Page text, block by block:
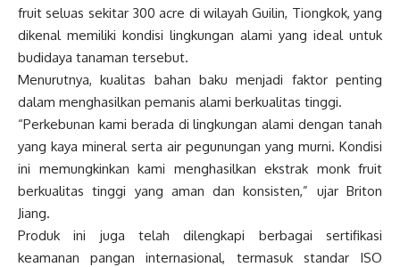
fruit seluas sekitar 300 acre di wilayah Guilin, Tiongkok, yang
dikenal memiliki kondisi lingkungan alami yang ideal untuk
budidaya tanaman tersebut.
Menurutnya, kualitas bahan baku menjadi faktor penting
dalam menghasilkan pemanis alami berkualitas tinggi.
“Perkebunan kami berada di lingkungan alami dengan tanah
yang kaya mineral serta air pegunungan yang murni. Kondisi
ini memungkinkan kami menghasilkan ekstrak monk fruit
berkualitas tinggi yang aman dan konsisten,” ujar Briton
Jiang.
Produk ini juga telah dilengkapi berbagai sertifikasi
keamanan pangan internasional, termasuk standar ISO